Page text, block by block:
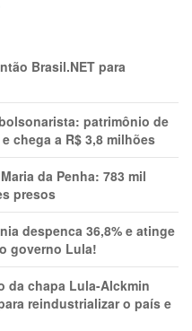
Brasil.NET para
patrimônio de
chega a R$ 3,8 milhões
da Penha: 783 mil
presos
despenca 36,8% e atinge
governo Lula!
da chapa Lula-Alckmin
reindustrializar o país e